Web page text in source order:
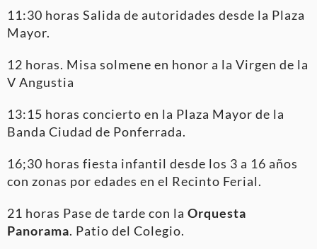
11:30 horas Salida de autoridades desde la Plaza
Mayor.
12 horas. Misa solmene en honor a la Virgen de la
V Angustia
13:15 horas concierto en la Plaza Mayor de la
Banda Ciudad de Ponferrada.
16;30 horas fiesta infantil desde los 3 a 16 años
con zonas por edades en el Recinto Ferial.
21 horas Pase de tarde con la Orquesta
Panorama. Patio del Colegio.